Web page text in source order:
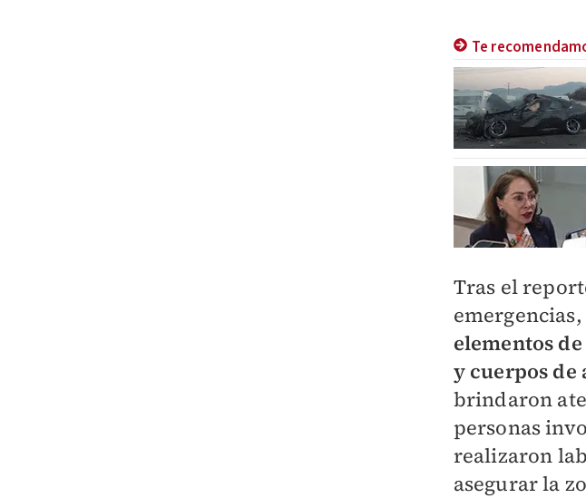
Te
Tras el
emergencias,
elementos
y cuerpos de
brindaron
personas
realizaron
asegurar la